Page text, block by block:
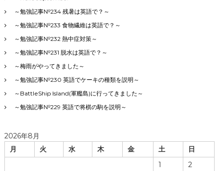
～勉強記事№234 残暑は英語で？～
～勉強記事№233 食物繊維は英語で？～
～勉強記事№232 熱中症対策～
～勉強記事№231 脱水は英語で？～
～梅雨がやってきました～
～勉強記事№230 英語でケーキの種類を説明～
～BattleShip Island(軍艦島)に行ってきました～
～勉強記事№229 英語で将棋の駒を説明～
2026年8月
月
火 水 木 金 土
日
1
2